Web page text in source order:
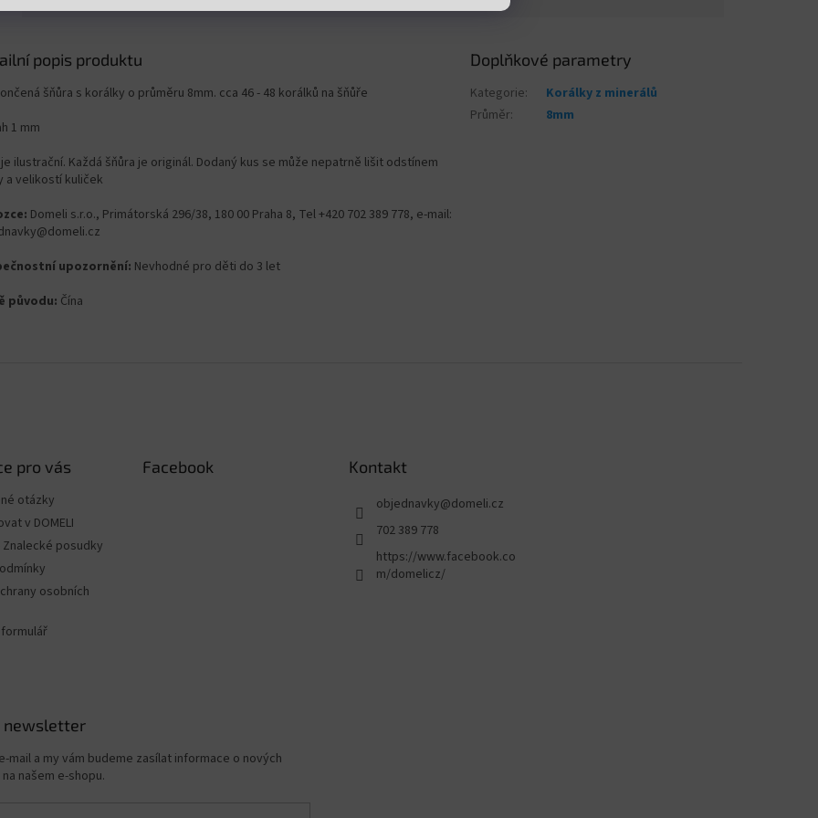
popis produktu
šňůra s korálky o průměru 8mm. cca 46 - 48 korálků na šňůře
1 mm
ilustrační. Každá šňůra je originál. Dodaný kus se může nepatrně lišit odstínem
a velikostí kuliček
Domeli s.r.o., Primátorská 296/38, 180 00 Praha 8, Tel +420 702 389 778, e-mail:
upozornění: Nevhodné pro děti do 3 let
původu: Čína
Doplňkové parametry
Kategorie:
Korálky z minerálů
Průměr: 8mm
pro vás
otázky
v DOMELI
posudky
osobních
Facebook Kontakt
objednavky@domeli.cz
702 389 778
https://www.facebook.co
m/domelicz/
newsletter
mail a my vám budeme zasílat informace o nových
našem e-shopu.